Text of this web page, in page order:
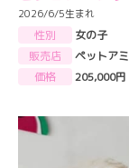
2026/6/5生まれ
性別
女の子
販売店
ペットア
価格
205,000円